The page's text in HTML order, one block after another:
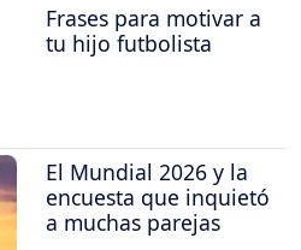
Frases para motivar a
tu hijo futbolista
El Mundial 2026 y la
encuesta que inquietó
a muchas parejas